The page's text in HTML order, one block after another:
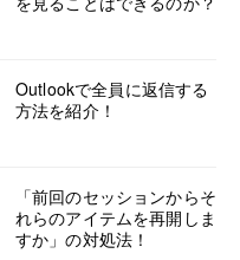
Outlookで全員に返信する
方法を紹介！
「前回のセッションからそ
れらのアイテムを再開しま
すか」の対処法！